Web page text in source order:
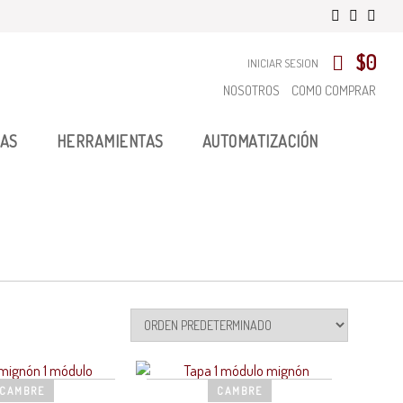
$0
INICIAR SESION
NOSOTROS COMO COMPRAR
HERRAMIENTAS AUTOMATIZACIÓN
CAMBRE CAMBRE